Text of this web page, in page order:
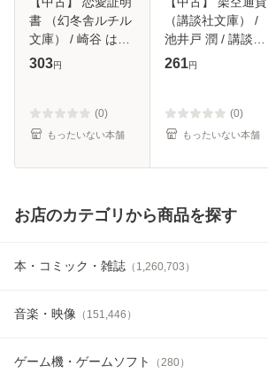
書 （幻冬舎ルチル
文庫） / 崎谷 はる
ひ / 幻冬舎コミッ
303円
(0)
もったいない本舗
（講談社文庫） /
池井戸 潤 / 講談社
[文庫]【メール便送
261円
(0)
もったいない本舗
お店のカテゴリから商品を探す
本・コミック・雑誌 （ 1,260,703 ）
音楽・映像 （ 151,446 ）
ゲーム機・ゲームソフト （280）